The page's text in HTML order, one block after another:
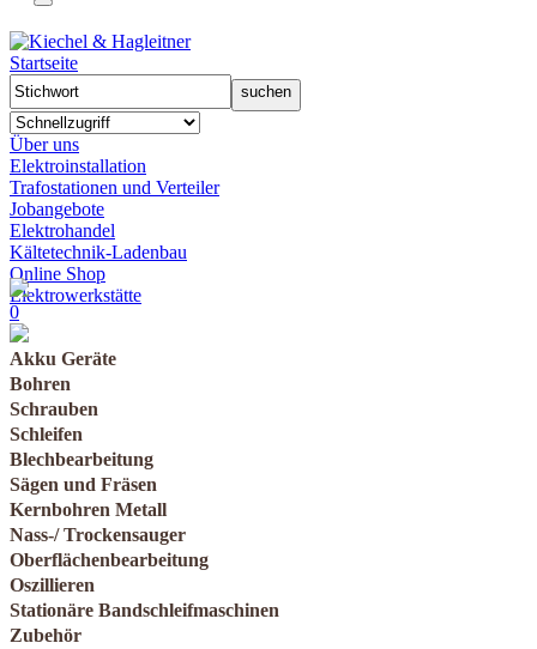
Startseite
Über uns
Elektroinstallation
Trafostationen und Verteiler
Jobangebote
Elektrohandel
Kältetechnik-Ladenbau
Online Shop
Elektrowerkstätte
0
Akku Geräte
Bohren
Schrauben
Schleifen
Blechbearbeitung
Sägen und Fräsen
Kernbohren Metall
Nass-/ Trockensauger
Oberflächenbearbeitung
Oszillieren
Stationäre Bandschleifmaschinen
Zubehör